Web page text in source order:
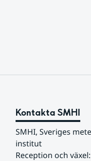
Kontakta SMHI
SMHI, Sveriges
institut
Reception och